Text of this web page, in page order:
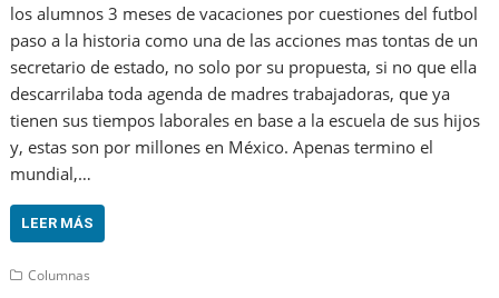
los alumnos 3 meses de vacaciones por cuestiones del futbol
paso a la historia como una de las acciones mas tontas de un
secretario de estado, no solo por su propuesta, si no que ella
descarrilaba toda agenda de madres trabajadoras, que ya
tienen sus tiempos laborales en base a la escuela de sus hijos
y, estas son por millones en México. Apenas termino el
mundial,…
LEER MÁS
Columnas